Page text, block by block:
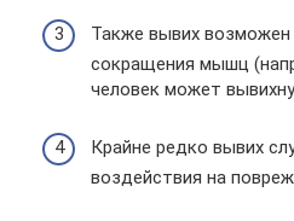
Также вывих возможен
сокращения мышц
человек может
Крайне редко вывих
воздействия на